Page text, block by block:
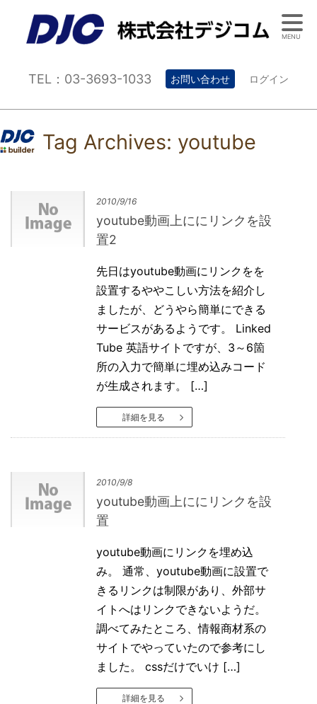
TEL：03-3693-1033 お問い合わせ ログイン
Tag Archives: youtube
2010/9/16
youtube動画上ににリンクを設
置2
先日はyoutube動画にリンクをを
設置するややこしい方法を紹介し
ましたが、どうやら簡単にできる
サービスがあるようです。 Linked
Tube 英語サイトですが、3～6箇
所の入力で簡単に埋め込みコード
が生成されます。 […]
詳細を見る
2010/9/8
youtube動画上ににリンクを設
置
youtube動画にリンクを埋め込
み。 通常、youtube動画に設置で
きるリンクは制限があり、外部サ
イトへはリンクできないようだ。
調べてみたところ、情報商材系の
サイトでやっていたので参考にし
ました。 cssだけでいけ […]
詳細を見る
MENU